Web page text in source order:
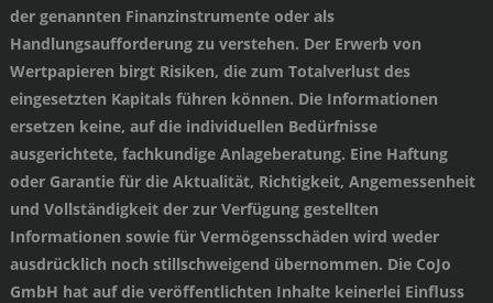
der genannten Finanzinstrumente oder als
Handlungsaufforderung zu verstehen. Der Erwerb von
Wertpapieren birgt Risiken, die zum Totalverlust des
eingesetzten Kapitals führen können. Die Informationen
ersetzen keine, auf die individuellen Bedürfnisse
ausgerichtete, fachkundige Anlageberatung. Eine Haftung
oder Garantie für die Aktualität, Richtigkeit, Angemessenheit
und Vollständigkeit der zur Verfügung gestellten
Informationen sowie für Vermögensschäden wird weder
ausdrücklich noch stillschweigend übernommen. Die CoJo
GmbH hat auf die veröffentlichten Inhalte keinerlei Einfluss